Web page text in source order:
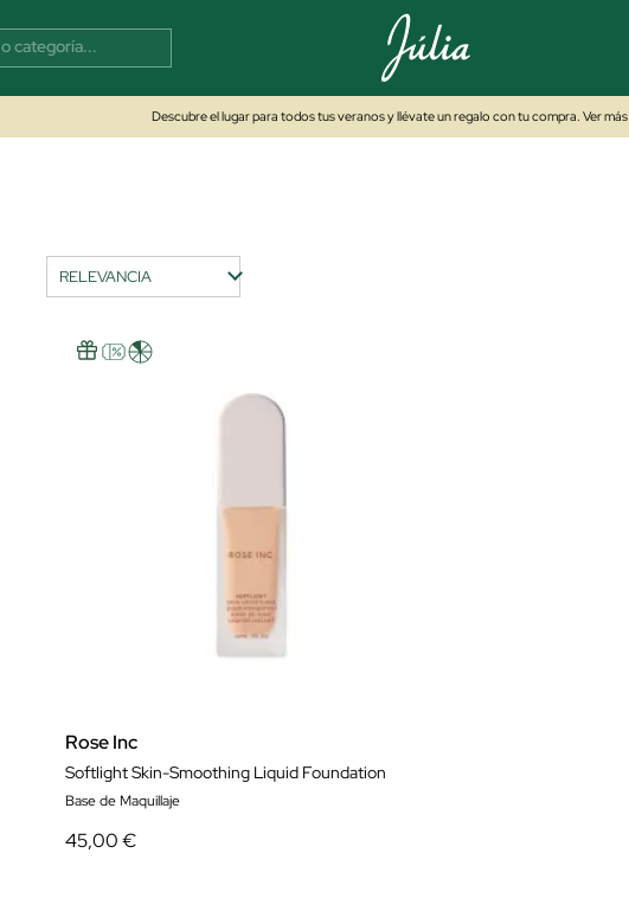
Descubre el lugar para todos tus veranos y llévate un regalo con tu compra. Ver más
Rose Inc
Softlight Skin-Smoothing Liquid Foundation
Base de Maquillaje
45,00 €